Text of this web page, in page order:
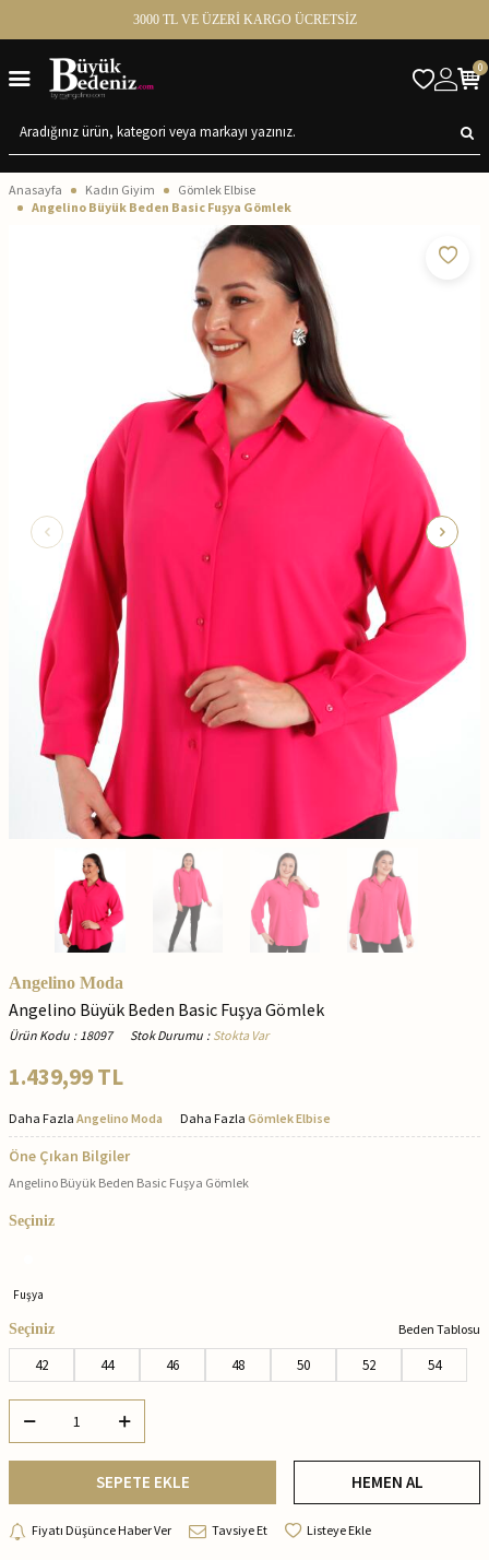
3000 TL VE ÜZERİ KARGO ÜCRETSİZ
0
Anasayfa Kadın Giyim
Gömlek Elbise
Angelino Büyük Beden Basic Fuşya Gömlek
Angelino Moda
Angelino Büyük Beden Basic Fuşya Gömlek
Ürün Kodu : 18097 Stok Durumu : Stokta Var
1.439,99TL
Daha Fazla Angelino Moda Daha Fazla Gömlek Elbise
Öne Çıkan Bilgiler
Angelino Büyük Beden Basic Fuşya Gömlek
Seçiniz
Fuşya
Seçiniz Beden Tablosu
42 44 46 48 50 52 54
SEPETE EKLE HEMEN AL
Fiyatı Düşünce Haber Ver Tavsiye Et Listeye Ekle